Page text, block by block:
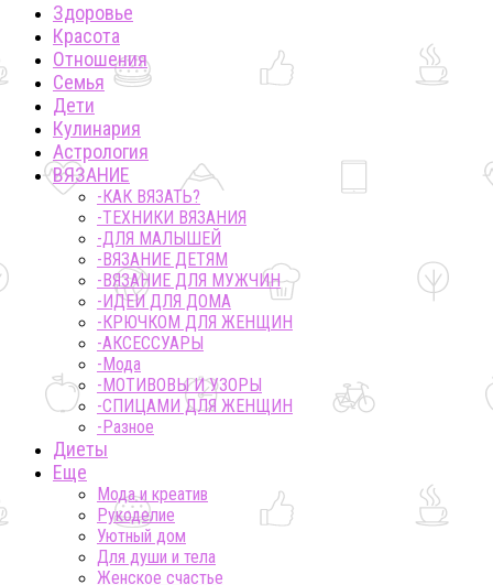
Здоровье
Красота
Отношения
Семья
Дети
Кулинария
Астрология
ВЯЗАНИЕ
-КАК ВЯЗАТЬ?
-ТЕХНИКИ ВЯЗАНИЯ
-ДЛЯ МАЛЫШЕЙ
-ВЯЗАНИЕ ДЕТЯМ
-ВЯЗАНИЕ ДЛЯ МУЖЧИН
-ИДЕИ ДЛЯ ДОМА
-КРЮЧКОМ ДЛЯ ЖЕНЩИН
-AКСЕССУАРЫ
-Мода
-МОТИВОВЫ И УЗОРЫ
-СПИЦАМИ ДЛЯ ЖЕНЩИН
-Разное
Диеты
Еще
Мода и креатив
Рукоделие
Уютный дом
Для души и тела
Женское счастье